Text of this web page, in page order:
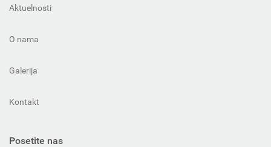
Aktuelnosti
O nama
Galerija
Kontakt
Posetite nas